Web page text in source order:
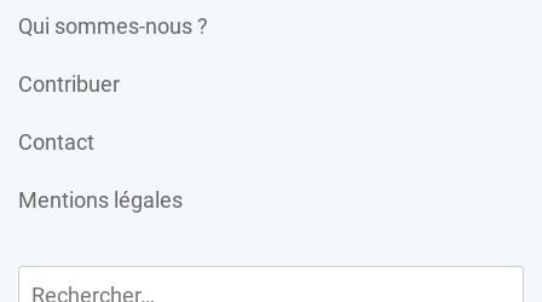
Qui sommes-nous ?
Contribuer
Contact
Mentions légales
Rechercher :